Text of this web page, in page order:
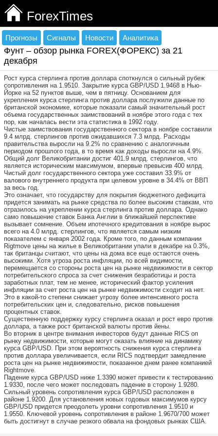
ForexTimes
Прогнозы Сигналы Новости Аналитика
Фунт – обзор рынка FOREX(ФОРЕКС) за 21
декабря
Рост курса стерлинга против доллара споткнулся о сильный рубеж
сопротивления на 1.9510. Закрытие курса GBP/USD 1.9468 в Нью-
Йорке на 52 пунктов выше, чем в пятницу. Основанием для
укрепления курса стерлинга против доллара послужили данные по
британской экономике, которые показали самый значительный рост
объема государственных заимствований в ноябре этого года с тех
пор, как началась вести эта статистика в 1992 году.
Чистые заимствования государственного сектора в ноябре составили
9.4 млрд. стерлингов против ожидавшихся 7.3 млрд. Расходы
правительства выросли на 9.2% по сравнению с аналогичным
периодом прошлого года, в то время как доходы выросли на 4.9%.
Общий долг Великобритании достиг 401.9 млрд. стерлингов, что
является историческим максимумом, впервые превысив 400 млрд.
Чистый долг государственного сектора уже составил 33.9% от
валового внутреннего продукта при целевом уровне в 34.4% от ВВП
за весь год.
Это означает, что государству для покрытия бюджетного дефицита
придется занимать на рынке средства по более высоким ставкам, что
отразилось на укреплении курса стерлинга против доллара. Однако
само повышение ставок Банка Англии в ближайшей перспективе
вызывает сомнение. Объем ипотечного кредитования в ноябре вырос
всего на 4.0 млрд. стерлингов, что является самым низким
показателем с января 2002 года. Кроме того, по данным компании
Rigtmove цены на жилье в Великобритании упали в декабре на 0.3%,
так британцы считают, что цены на дома все еще остаются очень
высокими. Хотя угроза роста инфляции, по всей видимости,
перемещается со стороны роста цен на рынке недвижимости в сектор
потребительского спроса за счет снижения безработицы и роста
заработных плат, тем не менее, исторический фактор усиления
инфляции за счет роста цен на рынке недвижимости сходит на нет.
Это в какой-то степени снижает угрозу более интенсивного роста
потребительских цен и, следовательно, рисков повышения
процентных ставок.
Существенную поддержку курсу стерлинга оказал и рост евро против
доллара, а также рост британской валюты против йены.
Во вторник в центре внимания инвесторов будут данные RICS оп
рынку недвижимости, которые могут оказать влияние на динамику
курса GBP/USD. При этом вероятность снижения курса стерлинга
против доллара увеличивается, если RICS подтвердит замедление
роста цен на рынке недвижимости, показанное днем ранее компанией
Rightmove.
Падение курса GBP/USD ниже 1.3390 может привести к тестированию
1.9330, после чего может последовать падение в сторону 1.9280.
Сильный уровень сопротивления курса GBP/USD расположен в
районе 1.9200. Для установления новых годовых максимумов курсу
GBP/USD придется преодолеть уровни сопротивления 1.9510 и
1.9550. Ключевой уровень сопротивления в районе 1.9670/700 может
быть достигнут в случае резкого обвала на фондовых рынках США.